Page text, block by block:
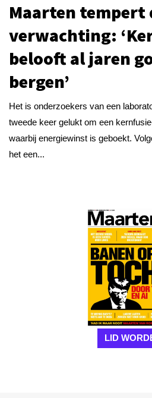
Maarten tempert
verwachting:
belooft al jaren
bergen’
Het is onderzoekers van een
tweede keer gelukt om een
waarbij energiewinst is geboekt.
het een...
LID